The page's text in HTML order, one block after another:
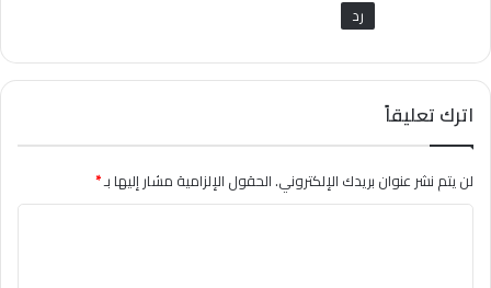
رد
اترك تعليقاً
لن يتم نشر عنوان بريدك الإلكتروني.الحقول الإلزامية مشار إليها بـ*